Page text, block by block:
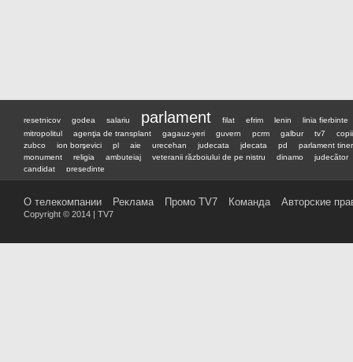
resetnicov godea salariu parlament filat efrim lenin
linia fierbinte
mitropolitul
agenţia de transplant gagauz-yeri guvern pcrm galbur tv7
copii
zubco
ion borşevici pl aie urecehan judecata jdecata pd
parlament
monument
religia ambuteiaj veteranii războiului de pe nistru dinamo
judecător
candidat
preşedinte
О телекомпании Реклама Промо TV7 Команда Авторские
Copyright © 2014 | TV7